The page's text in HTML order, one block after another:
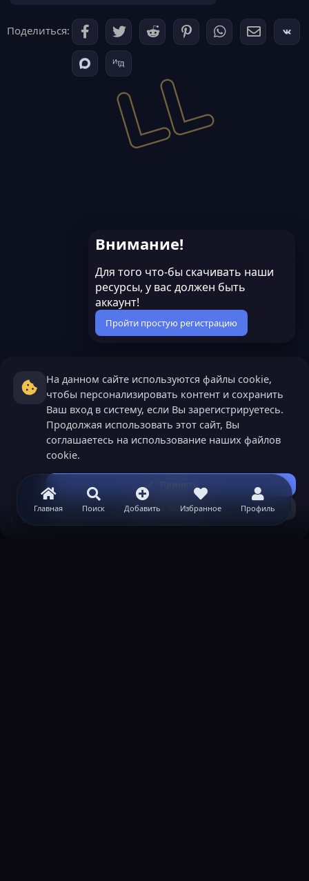
Главная Поиск Добавить Избранное Профиль
/skyfurnance give <ник> <тип> <количество> для выдачи
кастомных печей.
Пример: /skyfurnance give...
Поделиться:
Внимание!
Для того что-бы скачивать наши
ресурсы, у вас должен быть
аккаунт!
Пройти простую регистрацию
На данном сайте используются файлы cookie,
чтобы персонализировать контент и сохранить
Ваш вход в систему, если Вы зарегистрируетесь.
Продолжая использовать этот сайт, Вы
соглашаетесь на использование наших файлов
cookie.
Принять
Узнать больше...